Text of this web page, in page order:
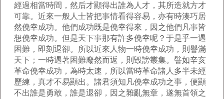
經過相當時間，然后才顯得出誰為人才，其所造就方才
可靠。近來一般人士皆把事情看得容易，亦有時湊巧居
然僥幸成功。他們成功既是僥幸得來，因之他們凡事皆
想僥幸成功。但是天下事那有許多僥幸呢？于是乎一遇
困難，即刻退卻。所以近來人物一時僥幸成功，則譽滿
天下；一時遇著困難廢然而返，則毀謗叢集。譬如辛亥
革命僥幸成功，為時太速，所以當時革命諸人多半未經
歷練，真才不易顯出。諸君須知凡僥幸成功之事，便顯
不出誰是勇敢，誰是退卻，因之雜亂無章，遂無首領之